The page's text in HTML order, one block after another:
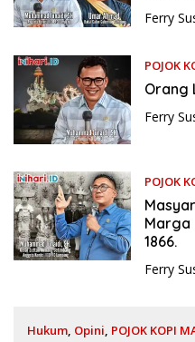
Ferry
POJOK
Orang
Ferry
POJOK
Marga
1866.
Ferry
Hukum, Opini, POJOK KOPI